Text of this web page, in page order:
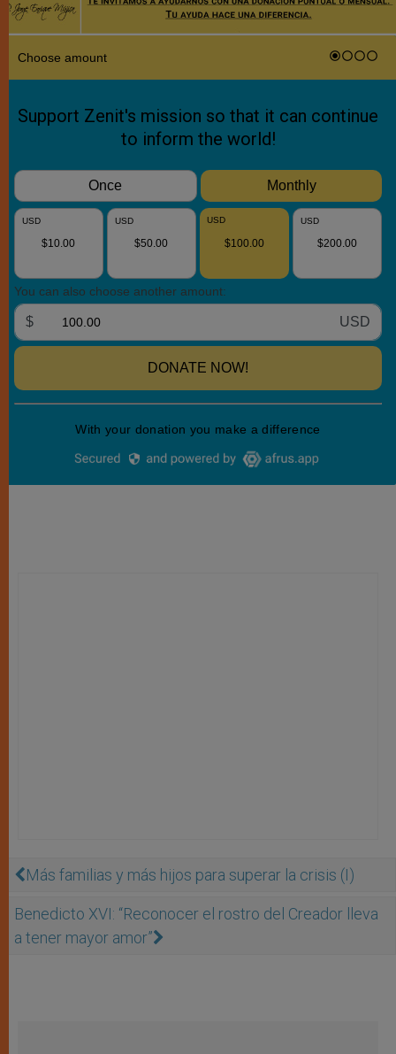
Más familias y más hijos para superar la crisis (I)
Benedicto XVI: “Reconocer el rostro del Creador lleva
a tener mayor amor”